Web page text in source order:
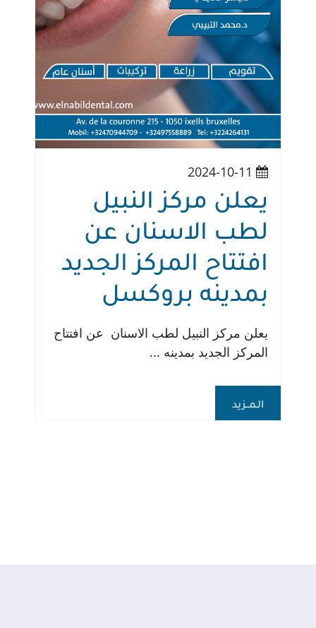
يعلن مركز النبيل
لطب الاسنان عن
افتتاح المركز الجديد
بمدينه بروكسل
يعلن مركز النبيل لطب الاسنان عن افتتاح
المركز الجديد بمدينه ...
الـمــزيد